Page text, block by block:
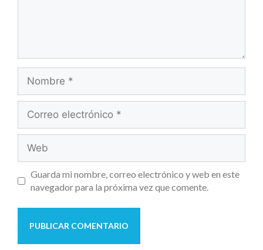
Guarda mi nombre, correo electrónico y web en este
navegador para la próxima vez que comente.